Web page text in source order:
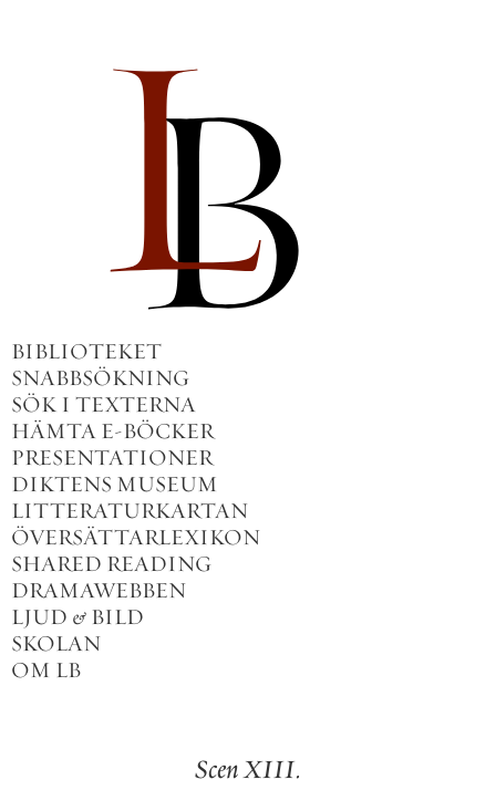
BIBLIOTEKET
SNABBSÖKNING
SÖK I TEXTERNA
HÄMTA E-BÖCKER
PRESENTATIONER
DIKTENS MUSEUM
LITTERATURKARTAN
ÖVERSÄTTARLEXIKON
SHARED READING
DRAMAWEBBEN
LJUD & BILD
SKOLAN
OM LB
ScenXIII.